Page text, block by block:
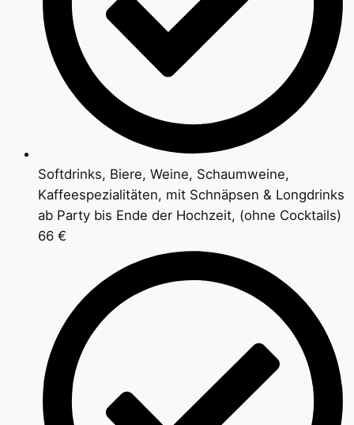
Softdrinks, Biere, Weine, Schaumweine,
Kaffeespezialitäten, mit Schnäpsen & Longdrinks
ab Party bis Ende der Hochzeit, (ohne Cocktails)
66 €